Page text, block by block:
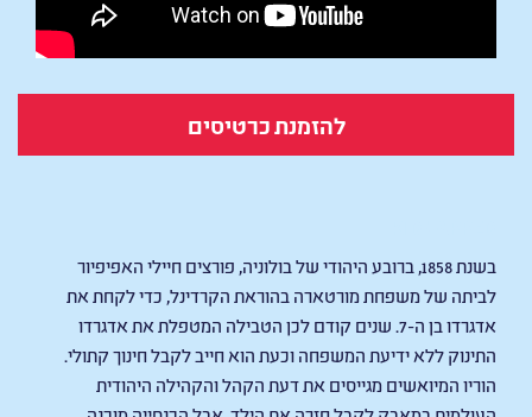
להזמנת כרטיסים
בשנת 1858, ברובע היהודי של בולוניה, פורצים חיילי האפיפיור
לביתה של משפחת מורטארה בהוראת הקרדינל, כדי לקחת את
אדגרדו בן ה-7. שנים קודם לכן הטבילה המטפלת את אדגרדו
התינוק ללא ידיעת המשפחה וכעת הוא חייב לקבל חינוך קתולי.
הוריו המיואשים מגייסים את דעת הקהל והקהילה היהודית